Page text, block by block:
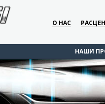
О НАС
НАШИ